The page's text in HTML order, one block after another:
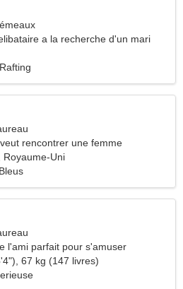
a la recherche d'un mari
rencontrer une femme
Royaume-Uni
l'ami parfait pour s'amuser
67 kg (147 livres)